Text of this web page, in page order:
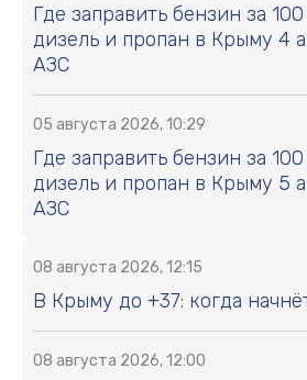
Где заправить бензин за
дизель и пропан в Крыму 4
АЗС
05 августа 2026, 10:29
Где заправить бензин за
дизель и пропан в Крыму 5
АЗС
08 августа 2026, 12:15
В Крыму до +37: когда
08 августа 2026, 12:00